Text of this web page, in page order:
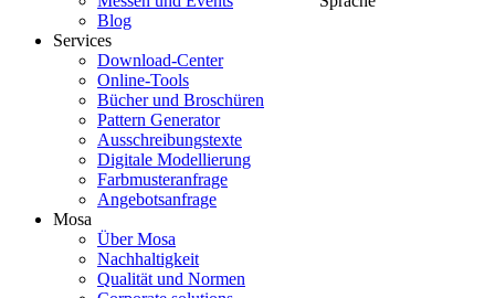
Blog
Services
Download-Center
Online-Tools
Bücher und Broschüren
Pattern Generator
Ausschreibungstexte
Digitale Modellierung
Farbmusteranfrage
Angebotsanfrage
Mosa
Über Mosa
Nachhaltigkeit
Qualität und Normen